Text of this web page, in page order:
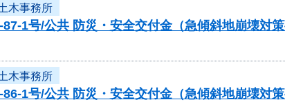
木事務所
87-1号/公共 防災・安全交付金（急傾斜地崩壊対
木事務所
86-1号/公共 防災・安全交付金（急傾斜地崩壊対